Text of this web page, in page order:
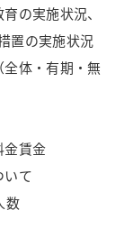
の実施状況、
置の実施状況
全体・有期・無
金賃金
いて
数